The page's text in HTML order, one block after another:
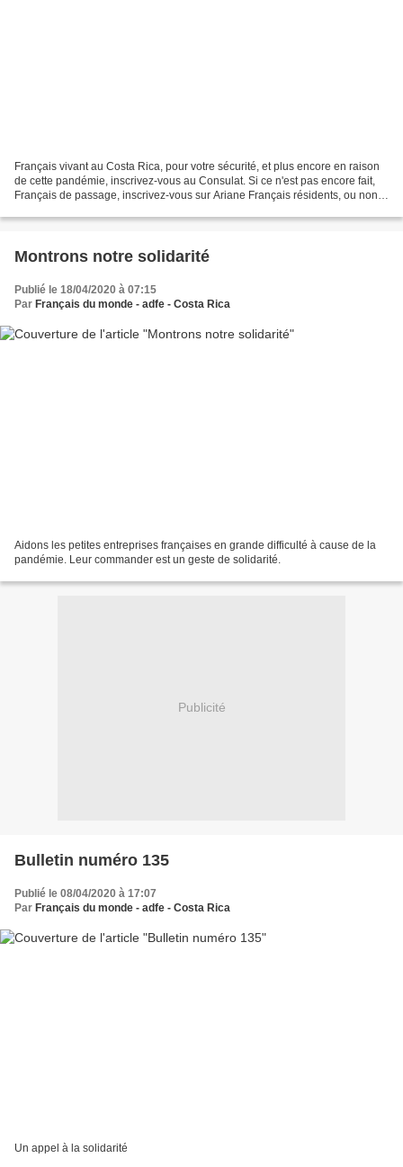
Français vivant au Costa Rica, pour votre sécurité, et plus encore en raison
de cette pandémie, inscrivez-vous au Consulat. Si ce n'est pas encore fait,
Français de passage, inscrivez-vous sur Ariane Français résidents, ou non
Montrons notre solidarité
Publié le 18/04/2020 à 07:15
Par Français du monde - adfe - Costa Rica
Aidons les petites entreprises françaises en grande difficulté à cause de la
pandémie. Leur commander est un geste de solidarité.
Publicité
Bulletin numéro 135
Publié le 08/04/2020 à 17:07
Par Français du monde - adfe - Costa Rica
Un appel à la solidarité